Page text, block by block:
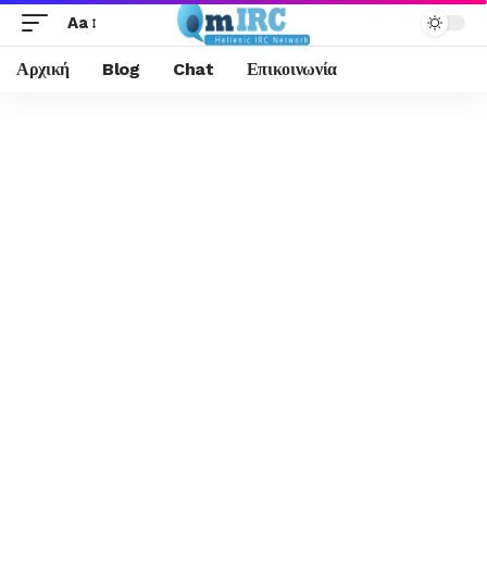
Aa
Αρχική Blog Chat Επικοινωνία